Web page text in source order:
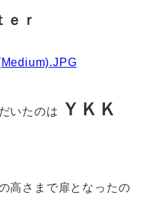
ｅｒ
いたのは
ＹＫＫ
高さまで扉となったの